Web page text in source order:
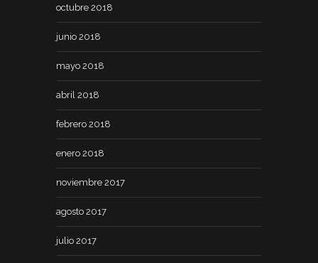
octubre 2018
junio 2018
mayo 2018
abril 2018
febrero 2018
enero 2018
noviembre 2017
agosto 2017
julio 2017